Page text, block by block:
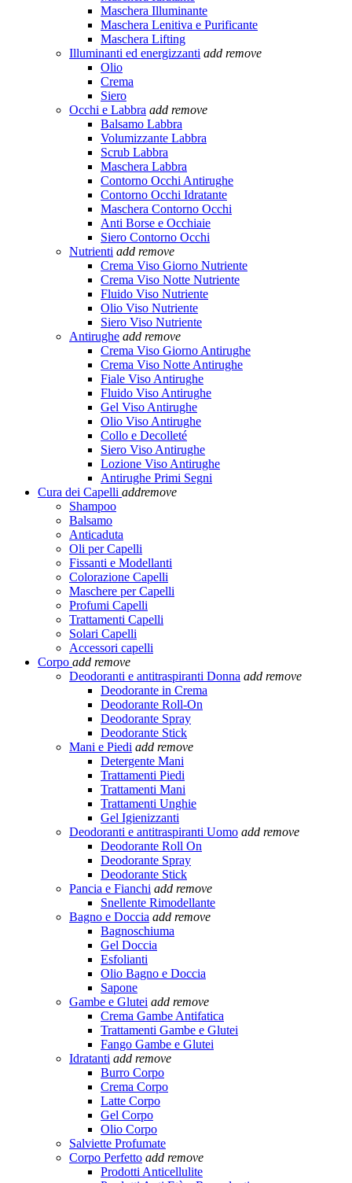
Maschera Illuminante
Maschera Lenitiva e Purificante
Maschera Lifting
Illuminanti ed energizzanti add remove
Olio
Crema
Siero
Occhi e Labbra add remove
Balsamo Labbra
Volumizzante Labbra
Scrub Labbra
Maschera Labbra
Contorno Occhi Antirughe
Contorno Occhi Idratante
Maschera Contorno Occhi
Anti Borse e Occhiaie
Siero Contorno Occhi
Nutrienti add remove
Crema Viso Giorno Nutriente
Crema Viso Notte Nutriente
Fluido Viso Nutriente
Olio Viso Nutriente
Siero Viso Nutriente
Antirughe add remove
Crema Viso Giorno Antirughe
Crema Viso Notte Antirughe
Fiale Viso Antirughe
Fluido Viso Antirughe
Gel Viso Antirughe
Olio Viso Antirughe
Collo e Decolleté
Siero Viso Antirughe
Lozione Viso Antirughe
Antirughe Primi Segni
Cura dei Capelli addremove
Shampoo
Balsamo
Anticaduta
Oli per Capelli
Fissanti e Modellanti
Colorazione Capelli
Maschere per Capelli
Profumi Capelli
Trattamenti Capelli
Solari Capelli
Accessori capelli
Corpo add remove
Deodoranti e antitraspiranti Donna add remove
Deodorante in Crema
Deodorante Roll-On
Deodorante Spray
Deodorante Stick
Mani e Piedi add remove
Detergente Mani
Trattamenti Piedi
Trattamenti Mani
Trattamenti Unghie
Gel Igienizzanti
Deodoranti e antitraspiranti Uomo add remove
Deodorante Roll On
Deodorante Spray
Deodorante Stick
Pancia e Fianchi add remove
Snellente Rimodellante
Bagno e Doccia add remove
Bagnoschiuma
Gel Doccia
Esfolianti
Olio Bagno e Doccia
Sapone
Gambe e Glutei add remove
Crema Gambe Antifatica
Trattamenti Gambe e Glutei
Fango Gambe e Glutei
Idratanti add remove
Burro Corpo
Crema Corpo
Latte Corpo
Gel Corpo
Olio Corpo
Salviette Profumate
Corpo Perfetto add remove
Prodotti Anticellulite